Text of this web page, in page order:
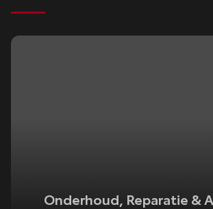
Onderhoud, Reparatie &